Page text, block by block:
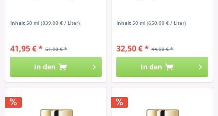
Inhalt50 ml(839,00 € / Liter)
61,90 € *
41,95 € *
In den
Inhalt50 ml(650,00 € / Liter)
44,90 € *
32,50 € *
In den